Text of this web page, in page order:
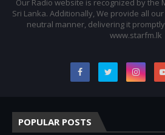
Our Radio website is recognized by the
Sri Lanka. Additionally, We provide all
neutral manner, delivering it
www.starfm.lk
POPULAR POSTS